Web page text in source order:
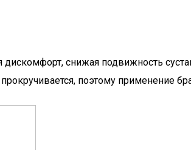
дискомфорт, снижая подвижность
поэтому применение